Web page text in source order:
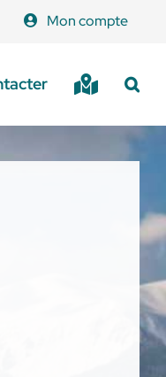
Mon compte